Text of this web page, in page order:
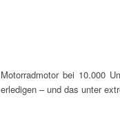
Motorradmotor bei 10.000
erledigen – und das unter